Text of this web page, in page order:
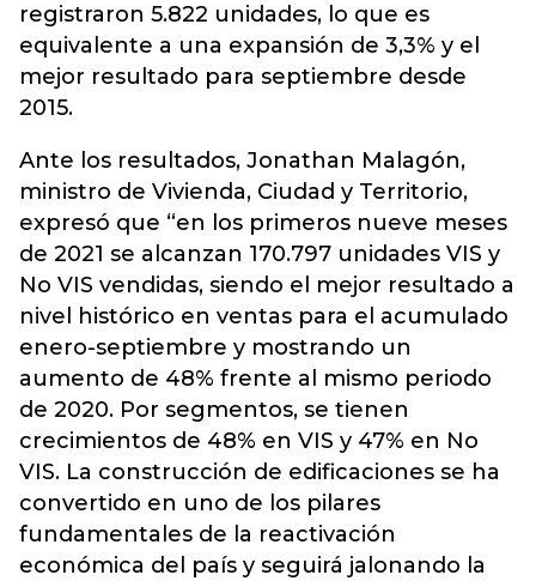
registraron 5.822 unidades, lo que es
equivalente a una expansión de 3,3% y el
mejor resultado para septiembre desde
2015.
Ante los resultados, Jonathan Malagón,
ministro de Vivienda, Ciudad y Territorio,
expresó que “en los primeros nueve meses
de 2021 se alcanzan 170.797 unidades VIS y
No VIS vendidas, siendo el mejor resultado a
nivel histórico en ventas para el acumulado
enero-septiembre y mostrando un
aumento de 48% frente al mismo periodo
de 2020. Por segmentos, se tienen
crecimientos de 48% en VIS y 47% en No
VIS. La construcción de edificaciones se ha
convertido en uno de los pilares
fundamentales de la reactivación
económica del país y seguirá jalonando la